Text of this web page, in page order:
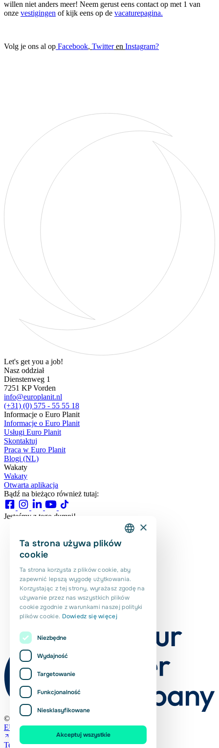
willen niet anders meer! Neem gerust eens contact op met 1 van
onze vestigingen of kijk eens op de vacaturepagina.
Volg je ons al op Facebook, Twitteren Instagram?
Let's get you a job!
Nasz oddział
Dienstenweg 1
7251 KP Vorden
info@europlanit.nl
(+31) (0) 575 - 55 55 18
Informacje o Euro Planit
Informacje o Euro Planit
Usługi Euro Planit
Skontaktuj
Praca w Euro Planit
Blogi (NL)
Wakaty
Wakaty
Otwarta aplikacja
Bądź na bieżąco również tutaj:
Jesteśmy z tego dumni!
© Euro Planit 2026
EURES
Terms and Conditions (NL)
DUTCH
PORTUGUESE
POLISH
ROMANIAN
×
Ta strona używa plików
cookie
Ta strona korzysta z plików cookie, aby
zapewnić lepszą wygodę użytkowania.
Korzystając z tej strony, wyrażasz zgodę na
używanie przez nas wszystkich plików
cookie zgodnie z warunkami naszej polityki
plików cookie. Dowiedz się więcej
Niezbędne
Wydajność
Targetowanie
Funkcjonalność
Niesklasyfikowane
Akceptuj wszystkie